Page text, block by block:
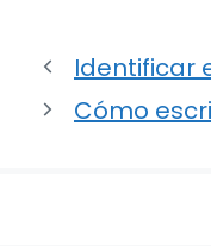
Identificar
Cómo